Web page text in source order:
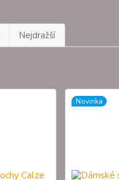
Nejdražší
Novinka